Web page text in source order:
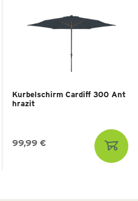
Kurbelschirm Cardiff 300 Ant
hrazit
99,99 €